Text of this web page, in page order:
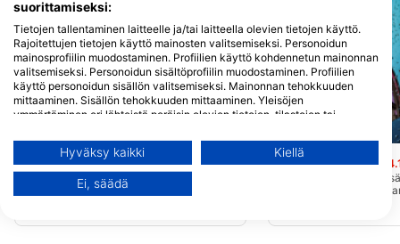
THE STRAITS OF MACKINAC
196 jalkaa/60 metriä pitkä teräksinen
78 jalkaa/24 metriä syvään veteen. Alus
Indiana Wreck
Indiana makaa
syvyydessä, kivilasti
murtunut. Sen ankkurit
suorittamiseksi:
Tietojen tallentaminen laitteelle ja/tai laitteella olevien tietojen käyttö.
Rajoitettujen tietojen käyttö mainosten valitsemiseksi. Personoidun
mainosprofiilin muodostaminen. Profiilien käyttö kohdennetun mainonnan
valitsemiseksi. Personoidun sisältöprofiilin muodostaminen. Profiilien
käyttö personoidun sisällön valitsemiseksi. Mainonnan tehokkuuden
mittaaminen. Sisällön tehokkuuden mittaaminen. Yleisöjen
ymmärtäminen eri lähteistä peräisin olevien tietojen, tilastojen tai
Rajoitettujen tietojen käyttö sisällön valitsemiseen.
Lisätietoja Googlen tavasta käyttää tietoja löydät täältä:
https://business.safety.google/privacy/
Tietoja voidaan jakaa Euroopan unionin ulkopuolelle ja lähettää
Suostumuksesi ja cookie koskevat vain tätä verkkosivustoa/sovellusta.
Hyväksy kaikki Kiellä
Ei, säädä